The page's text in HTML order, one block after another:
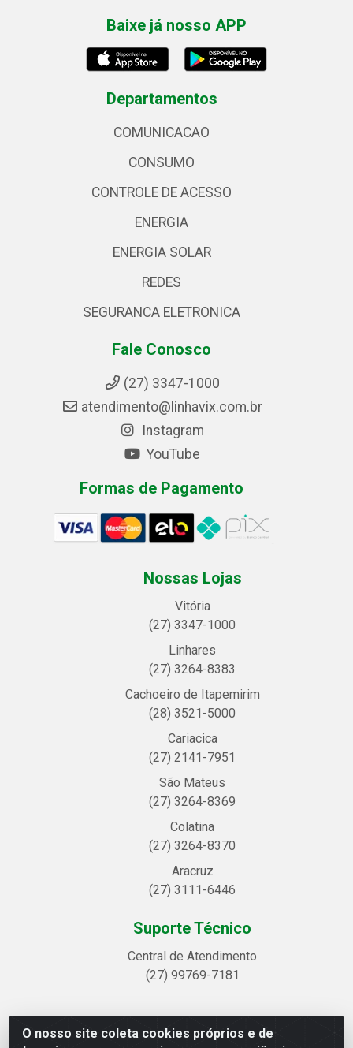
O nosso site coleta cookies próprios e de
Baixe já nosso APP
Departamentos
COMUNICACAO
CONSUMO
CONTROLE DE ACESSO
ENERGIA
ENERGIA SOLAR
REDES
SEGURANCA ELETRONICA
Fale Conosco
(27) 3347-1000
atendimento@linhavix.com.br
Instagram
YouTube
Formas de Pagamento
Nossas Lojas
Vitória
(27) 3347-1000
Linhares
(27) 3264-8383
Cachoeiro de Itapemirim
(28) 3521-5000
Cariacica
(27) 2141-7951
São Mateus
(27) 3264-8369
Colatina
(27) 3264-8370
Aracruz
(27) 3111-6446
Suporte Técnico
Central de Atendimento
(27) 99769-7181
Linhavix Distribuidora LTDA - Avenida Alegre, 2521 -